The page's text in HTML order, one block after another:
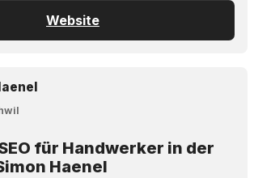
Website
für Handwerker in der
Haenel